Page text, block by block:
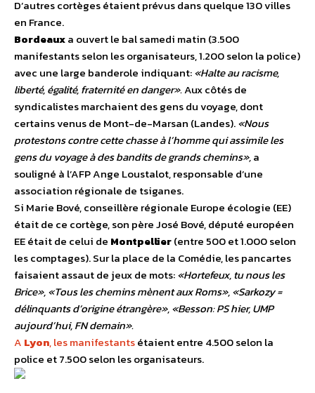
D’autres cortèges étaient prévus dans quelque 130 villes
en France.
Bordeauxa ouvert le bal samedi matin (3.500
manifestants selon les organisateurs, 1.200 selon la police)
avec une large banderole indiquant:«Halte au racisme,
liberté, égalité, fraternité en danger».Aux côtés de
syndicalistes marchaient des gens du voyage, dont
certains venus de Mont-de-Marsan (Landes).«Nous
protestons contre cette chasse à l’homme qui assimile les
gens du voyage à des bandits de grands chemins»,a
souligné à l’AFP Ange Loustalot, responsable d’une
association régionale de tsiganes.
Si Marie Bové, conseillère régionale Europe écologie (EE)
était de ce cortège, son père José Bové, député européen
EE était de celui de Montpellier(entre 500 et 1.000 selon
les comptages). Sur la place de la Comédie, les pancartes
faisaient assaut de jeux de mots:«Hortefeux, tu nous les
Brice», «Tous les chemins mènent aux Roms», «Sarkozy =
délinquants d’origine étrangère», «Besson: PS hier, UMP
aujourd’hui, FN demain».
A Lyon, les manifestantsétaient entre 4.500 selon la
police et 7.500 selon les organisateurs.